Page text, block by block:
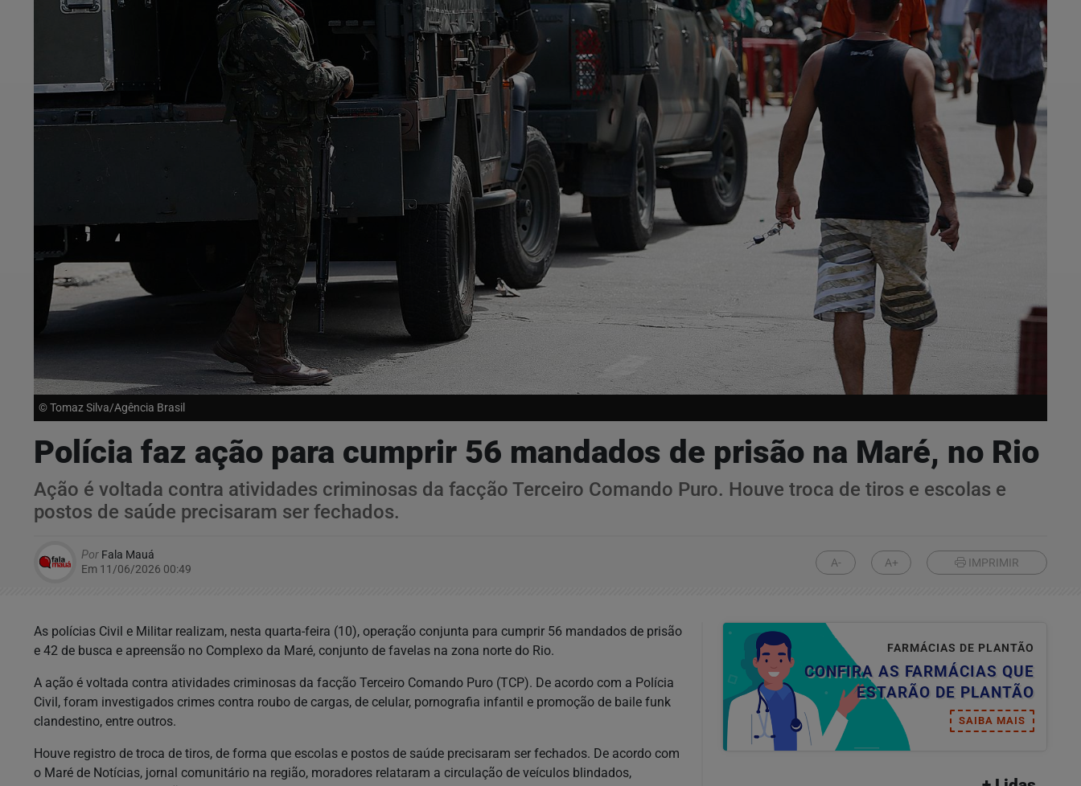
© Tomaz Silva/Agência Brasil
Polícia faz ação para cumprir 56 mandados de prisão na Maré, no Rio
Ação é voltada contra atividades criminosas da facção Terceiro Comando Puro. Houve troca de tiros e escolas e
postos de saúde precisaram ser fechados.
Por Fala Mauá
Em 11/06/2026 00:49
A- A+ IMPRIMIR
As polícias Civil e Militar realizam, nesta quarta-feira (10), operação conjunta para cumprir 56 mandados de prisão
e 42 de busca e apreensão no Complexo da Maré, conjunto de favelas na zona norte do Rio.
A ação é voltada contra atividades criminosas da facção Terceiro Comando Puro (TCP). De acordo com a Polícia
Civil, foram investigados crimes contra roubo de cargas, de celular, pornografia infantil e promoção de baile funk
clandestino, entre outros.
Houve registro de troca de tiros, de forma que escolas e postos de saúde precisaram ser fechados. De acordo com
o Maré de Notícias, jornal comunitário na região, moradores relataram a circulação de veículos blindados,
FARMÁCIAS DE PLANTÃO
CONFIRA AS FARMÁCIAS QUE
ESTARÃO DE PLANTÃO
SAIBA MAIS